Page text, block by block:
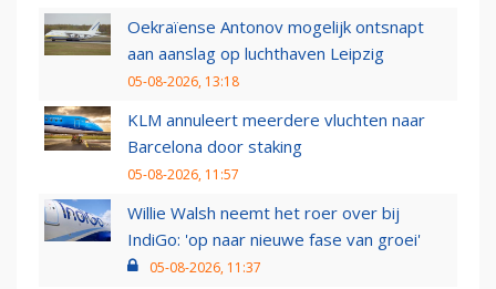
Oekraïense Antonov mogelijk ontsnapt
aan aanslag op luchthaven Leipzig
05-08-2026, 13:18
KLM annuleert meerdere vluchten naar
Barcelona door staking
05-08-2026, 11:57
Willie Walsh neemt het roer over bij
IndiGo: 'op naar nieuwe fase van groei'
05-08-2026, 11:37